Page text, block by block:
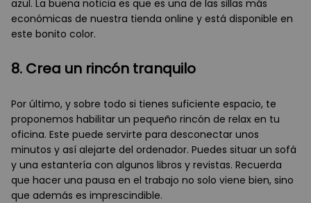
azul. La buena noticia es que es una de las sillas más
económicas de nuestra tienda online y está disponible en
este bonito color.
8. Crea un rincón tranquilo
Por último, y sobre todo si tienes suficiente espacio, te
proponemos habilitar un pequeño rincón de relax en tu
oficina. Este puede servirte para desconectar unos
minutos y así alejarte del ordenador. Puedes situar un sofá
y una estantería con algunos libros y revistas. Recuerda
que hacer una pausa en el trabajo no solo viene bien, sino
que además es imprescindible.